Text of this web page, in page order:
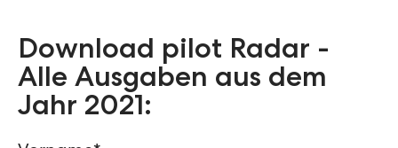
Download pilot Radar -
Alle Ausgaben aus dem
Jahr 2021: